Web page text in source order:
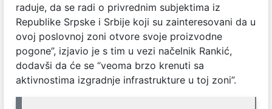
raduje, da se radi o privrednim subjektima iz
Republike Srpske i Srbije koji su zainteresovani da u
ovoj poslovnoj zoni otvore svoje proizvodne
pogone”, izjavio je s tim u vezi načelnik Rankić,
dodavši da će se “veoma brzo krenuti sa
aktivnostima izgradnje infrastrukture u toj zoni”.